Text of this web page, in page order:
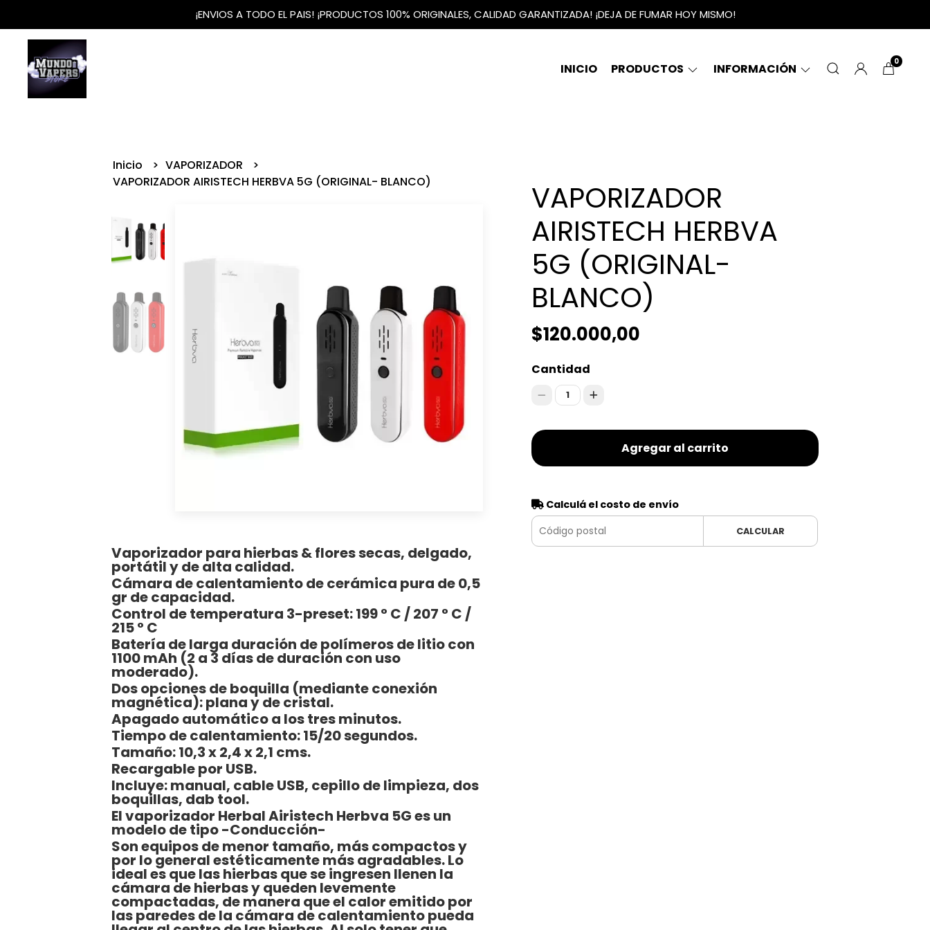
¡ENVIOS A TODO EL PAIS! ¡PRODUCTOS 100% ORIGINALES, CALIDAD GARANTIZADA! ¡DEJA DE FUMAR HOY MISMO!
INICIO PRODUCTOS INFORMACIÓN 0
Inicio
VAPORIZADOR
VAPORIZADOR AIRISTECH HERBVA 5G (ORIGINAL- BLANCO)
Vaporizador para hierbas & flores secas, delgado,
portátil y de alta calidad.
Cámara de calentamiento de cerámica pura de 0,5
gr de capacidad.
Control de temperatura 3-preset: 199 ° C / 207 ° C /
215 ° C
Batería de larga duración de polímeros de litio con
1100 mAh (2 a 3 días de duración con uso
moderado).
Dos opciones de boquilla (mediante conexión
magnética): plana y de cristal.
Apagado automático a los tres minutos.
Tiempo de calentamiento: 15/20 segundos.
Tamaño: 10,3 x 2,4 x 2,1 cms.
Recargable por USB.
Incluye: manual, cable USB, cepillo de limpieza, dos
boquillas, dab tool.
El vaporizador Herbal Airistech Herbva 5G es un
modelo de tipo -Conducción-
Son equipos de menor tamaño, más compactos y
por lo general estéticamente más agradables. Lo
ideal es que las hierbas que se ingresen llenen la
cámara de hierbas y queden levemente
compactadas, de manera que el calor emitido por
las paredes de la cámara de calentamiento pueda
VAPORIZADOR
AIRISTECH HERBVA
5G (ORIGINAL-
BLANCO)
$120.000,00
Cantidad
1
Agregar al carrito
Calculá el costo de envío
CALCULAR